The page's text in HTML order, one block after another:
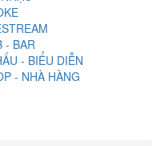
- BAR
- BIỂU DIỄN
- NHÀ HÀNG